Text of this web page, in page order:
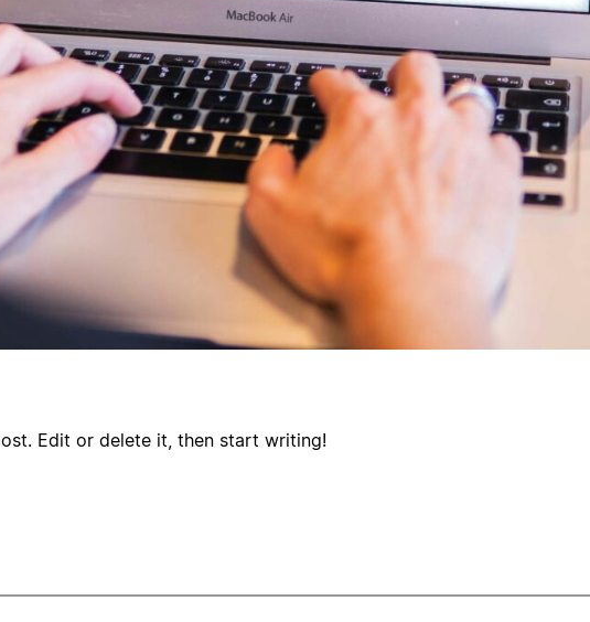
Edit or delete it, then start writing!